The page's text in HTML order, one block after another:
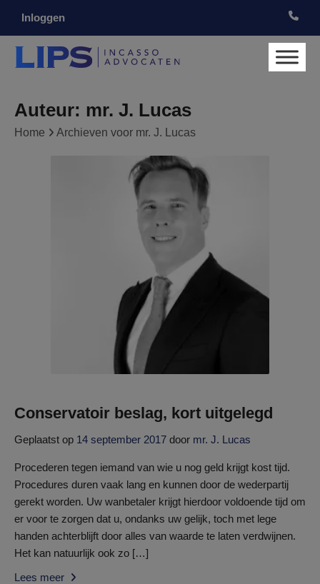
Inloggen
Auteur: mr. J. Lucas
Home Archieven voor mr. J. Lucas
Conservatoir beslag, kort uitgelegd
Geplaatst op 14 september 2017 door mr. J. Lucas
Procederen tegen iemand van wie u nog geld krijgt kost tijd.
Procedures duren vaak lang en kunnen door de wederpartij
gerekt worden. Uw wanbetaler krijgt hierdoor voldoende tijd om
er voor te zorgen dat u, ondanks uw gelijk, toch met lege
handen achterblijft door alles van waarde te laten verdwijnen.
Het kan natuurlijk ook zo […]
Lees meer